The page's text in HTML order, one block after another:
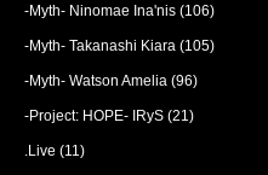
-Myth- Ninomae Ina'nis (106)
-Myth- Takanashi Kiara (105)
-Myth- Watson Amelia (96)
-Project: HOPE- IRyS (21)
.Live (11)